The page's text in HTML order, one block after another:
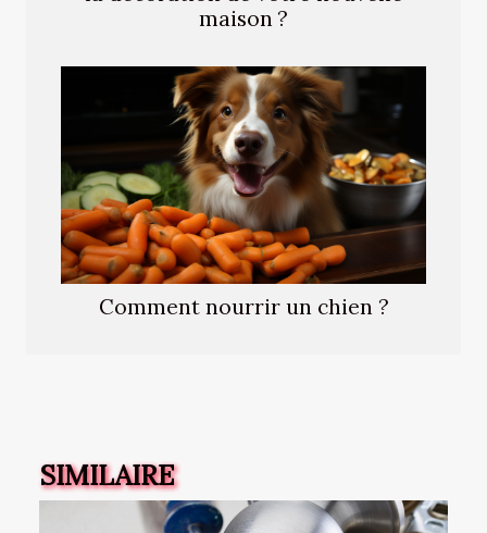
maison ?
Comment nourrir un chien ?
SIMILAIRE